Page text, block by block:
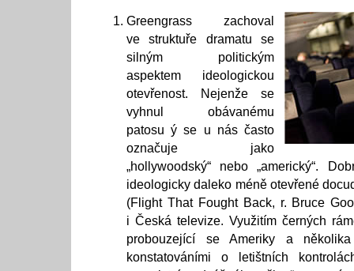
Greengrass zachoval
ve struktuře dramatu se
silným politickým
aspektem ideologickou
otevřenost. Nejenže se
vyhnul obávanému
patosu ý se u nás často
označuje jako
„hollywoodský“ nebo „americký“.
ideologicky daleko méně otevřené
(Flight That Fought Back, r. Bruce
i Česká televize. Využitím černých
probouzející se Ameriky a
konstatováními o letištních